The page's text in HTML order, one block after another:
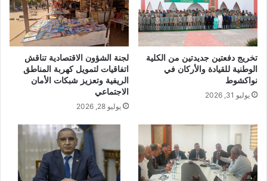
تخريج دفعتين جديدتين من الكلية
الوطنية للقيادة والأركان في
نواكشوط
يوليو 31, 2026
لجنة الشؤون الاقتصادية تناقش
اتفاقيات لتمويل كهربة المناطق
الريفية وتعزيز شبكات الأمان
الاجتماعي
يوليو 28, 2026